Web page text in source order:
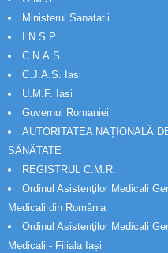
Ministerul Sanatatii
I.N.S.P.
C.N.A.S.
C.J.A.S. Iasi
U.M.F. Iasi
Guvernul Romaniei
AUTORITATEA NAȚIONALĂ
SĂNĂTATE
REGISTRUL C.M.R.
Ordinul Asistenţilor Medicali
Medicali din România
Ordinul Asistenţilor Medicali
Medicali - Filiala Iași